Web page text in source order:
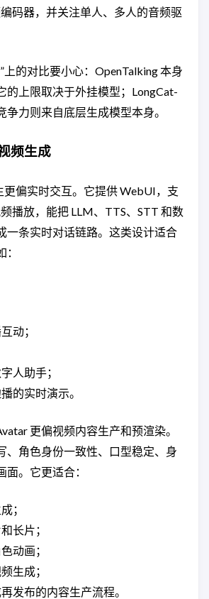
码器，并关注单人、多人的音频驱
上的对比要小心：OpenTalking 本身
的上限取决于外挂模型；LongCat-
争力则来自底层生成模型本身。
频生成
更偏实时交互。它提供 WebUI，支
播放，能把 LLM、TTS、STT 和数
一条实时对话链路。这类设计适合
动；
人助手；
的实时演示。
更偏视频内容生产和预渲染。
、角色身份一致性、口型稳定、身
。它更适合：
；
长片；
动画；
生成；
发布的内容生产流程。